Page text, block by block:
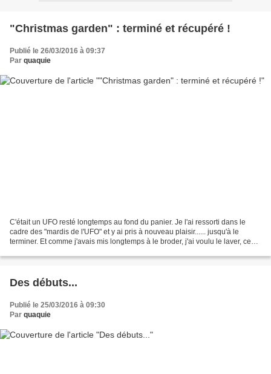
"Christmas garden" : terminé et récupéré !
Publié le 26/03/2016 à 09:37
Par quaquie
C'était un UFO resté longtemps au fond du panier. Je l'ai ressorti dans le
cadre des "mardis de l'UFO" et y ai pris à nouveau plaisir...... jusqu'à le
terminer. Et comme j'avais mis longtemps à le broder, j'ai voulu le laver, ce
Des débuts...
Publié le 25/03/2016 à 09:30
Par quaquie